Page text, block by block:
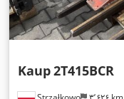
Kaup2T415BCR